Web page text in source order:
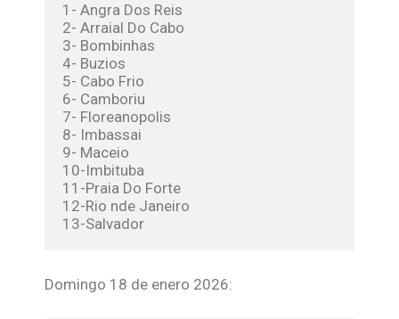
1- Angra Dos Reis
2- Arraial Do Cabo
3- Bombinhas
4- Buzios
5- Cabo Frio
6- Camboriu
7- Floreanopolis
8- Imbassai
9- Maceio
10-Imbituba
11-Praia Do Forte
12-Rio nde Janeiro
13-Salvador
Domingo 18 de enero 2026: